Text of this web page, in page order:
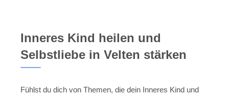
Inneres Kind heilen und
Selbstliebe in Velten stärken
Fühlst du dich von Themen, die dein Inneres Kind und